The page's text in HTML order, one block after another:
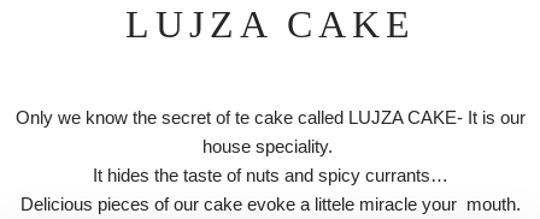
LUJZA CAKE
Only we know the secret of te cake called LUJZA CAKE- It is our
house speciality.
It hides the taste of nuts and spicy currants…
Delicious pieces of our cake evoke a littele miracle your mouth.